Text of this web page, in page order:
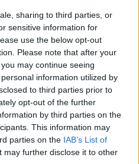
sharing to third parties, or
sensitive information for
use the below opt-out
Please note that after your
may continue seeing
information utilized by
to third parties prior to
opt-out of the further
by third parties on the
This information may
parties on the IAB’s List of
may further disclose it to other
ιδρύματος, τρεις είναι
και από μία σε Τρίκαλα και
Θεσσαλίας τρεις νέες
στα Τρίκαλα και δύο νέες
Τεχνολογίας και Σχολή
Επιστημών με έδρα τη